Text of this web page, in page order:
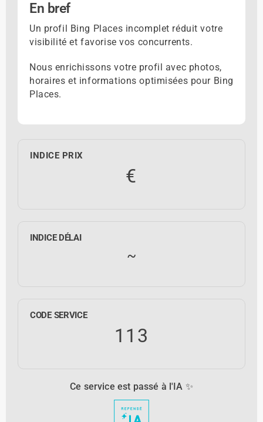
En bref
Un profil Bing Places incomplet réduit votre
visibilité et favorise vos concurrents.
Nous enrichissons votre profil avec photos,
horaires et informations optimisées pour Bing
Places.
INDICE PRIX
€
INDICE DÉLAI
~
CODE SERVICE
113
Ce service est passé à l'IA ✨